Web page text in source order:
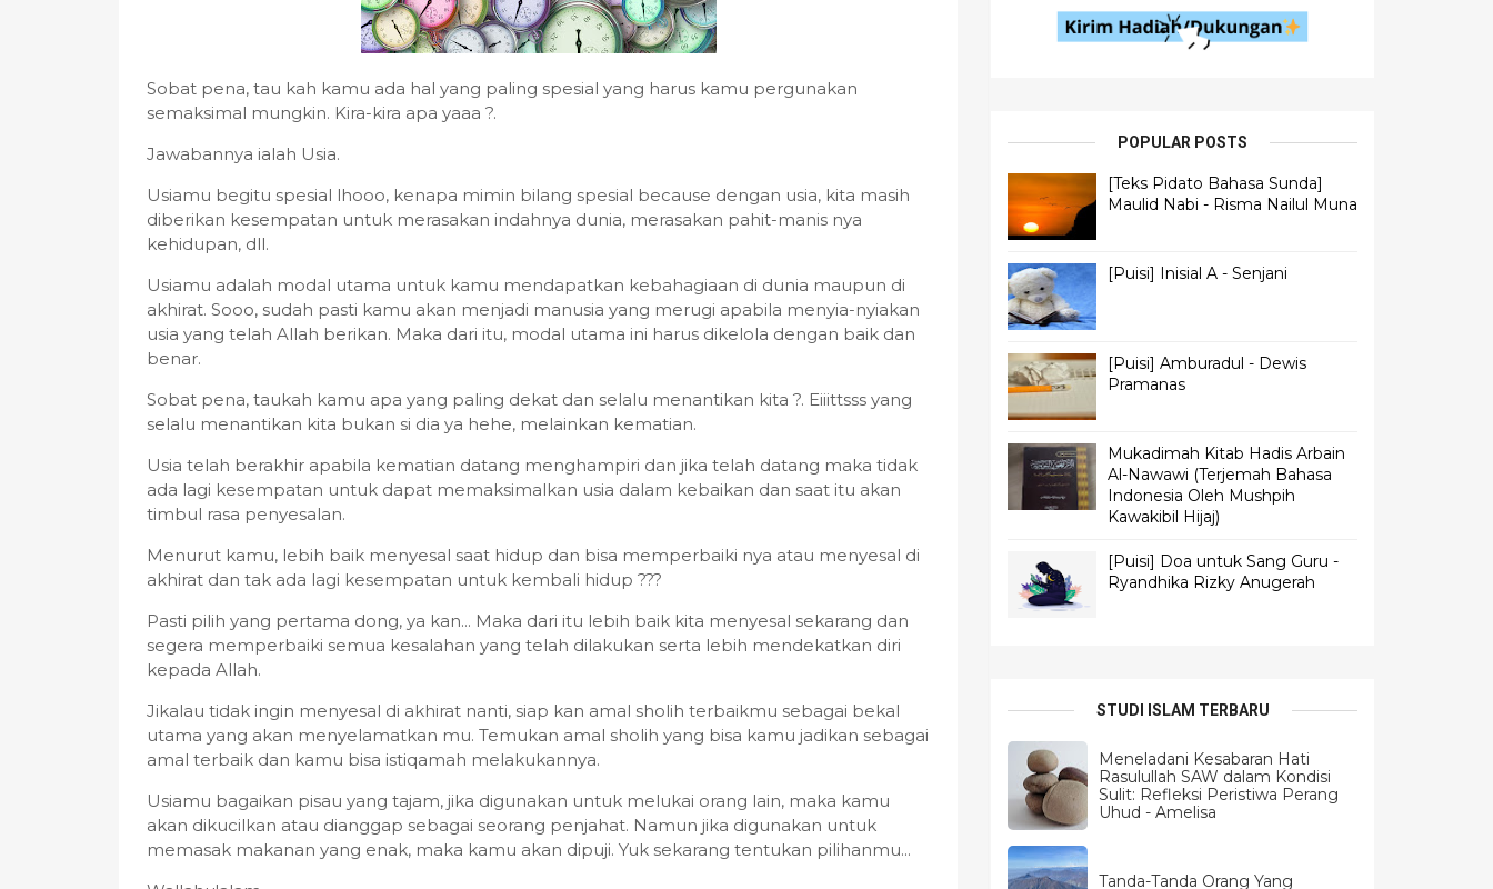
Sobat pena, tau kah kamu ada hal yang paling spesial yang harus kamu pergunakan
semaksimal mungkin. Kira-kira apa yaaa ?.
Jawabannya ialah Usia.
Usiamu begitu spesial lhooo, kenapa mimin bilang spesial because dengan usia, kita masih
diberikan kesempatan untuk merasakan indahnya dunia, merasakan pahit-manis nya
kehidupan, dll.
Usiamu adalah modal utama untuk kamu mendapatkan kebahagiaan di dunia maupun di
akhirat. Sooo, sudah pasti kamu akan menjadi manusia yang merugi apabila menyia-nyiakan
usia yang telah Allah berikan. Maka dari itu, modal utama ini harus dikelola dengan baik dan
benar.
Sobat pena, taukah kamu apa yang paling dekat dan selalu menantikan kita ?. Eiiittsss yang
selalu menantikan kita bukan si dia ya hehe, melainkan kematian.
Usia telah berakhir apabila kematian datang menghampiri dan jika telah datang maka tidak
ada lagi kesempatan untuk dapat memaksimalkan usia dalam kebaikan dan saat itu akan
timbul rasa penyesalan.
Menurut kamu, lebih baik menyesal saat hidup dan bisa memperbaiki nya atau menyesal di
akhirat dan tak ada lagi kesempatan untuk kembali hidup ???
Pasti pilih yang pertama dong, ya kan... Maka dari itu lebih baik kita menyesal sekarang dan
segera memperbaiki semua kesalahan yang telah dilakukan serta lebih mendekatkan diri
kepada Allah.
Jikalau tidak ingin menyesal di akhirat nanti, siap kan amal sholih terbaikmu sebagai bekal
utama yang akan menyelamatkan mu. Temukan amal sholih yang bisa kamu jadikan sebagai
amal terbaik dan kamu bisa istiqamah melakukannya.
Usiamu bagaikan pisau yang tajam, jika digunakan untuk melukai orang lain, maka kamu
akan dikucilkan atau dianggap sebagai seorang penjahat. Namun jika digunakan untuk
memasak makanan yang enak, maka kamu akan dipuji. Yuk sekarang tentukan pilihanmu...
POPULAR POSTS
[Teks Pidato Bahasa Sunda]
Maulid Nabi - Risma Nailul Muna
[Puisi] Inisial A - Senjani
[Puisi] Amburadul - Dewis
Pramanas
Mukadimah Kitab Hadis Arbain
Al-Nawawi (Terjemah Bahasa
Indonesia Oleh Mushpih
Kawakibil Hijaj)
[Puisi] Doa untuk Sang Guru -
Ryandhika Rizky Anugerah
STUDI ISLAM TERBARU
Meneladani Kesabaran Hati
Rasulullah SAW dalam Kondisi
Sulit: Refleksi Peristiwa Perang
Uhud - Amelisa
Tanda-Tanda Orang Yang